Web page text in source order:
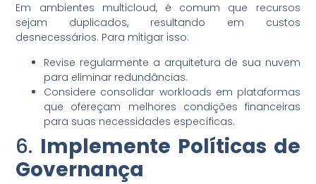
Em ambientes multicloud, é comum que recursos
sejam duplicados, resultando em custos
desnecessários. Para mitigar isso:
Revise regularmente a arquitetura de sua nuvem
para eliminar redundâncias.
Considere consolidar workloads em plataformas
que ofereçam melhores condições financeiras
para suas necessidades específicas.
6. Implemente Políticas de
Governança